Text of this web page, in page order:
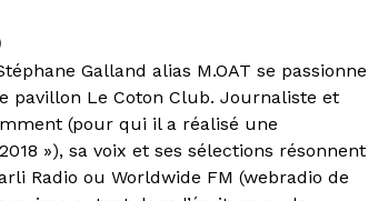
Galland alias M.OAT se passionne
pavillon Le Coton Club. Journaliste et
(pour qui il a réalisé une
»), sa voix et ses sélections résonnent
Radio ou Worldwide FM (webradio de